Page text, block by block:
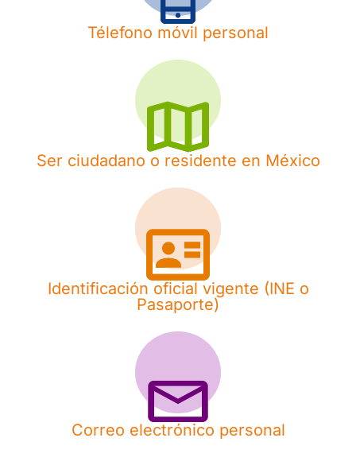
Télefono móvil personal
Ser ciudadano o residente en México
Identificación oficial vigente (INE o
Pasaporte)
Correo electrónico personal